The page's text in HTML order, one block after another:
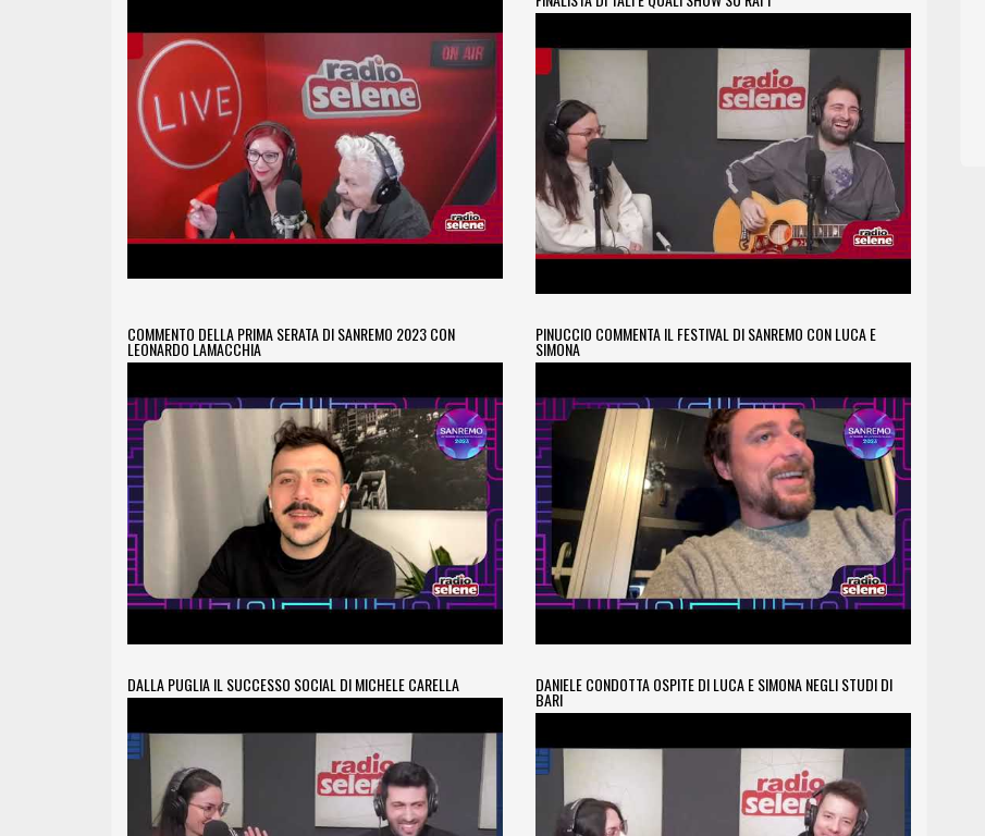
COMMENTO DELLA PRIMA SERATA DI SANREMO 2023 CON
LEONARDO LAMACCHIA
PINUCCIO COMMENTA IL FESTIVAL DI SANREMO CON LUCA E
SIMONA
DALLA PUGLIA IL SUCCESSO SOCIAL DI MICHELE CARELLA DANIELE CONDOTTA OSPITE DI LUCA E SIMONA NEGLI STUDI DI
BARI